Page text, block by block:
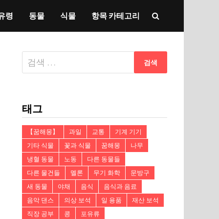
령 동물 식물 항목 카테고리
다
음
태그
【꿈해몽】 과일 교통
기계 기기
기타 식물
꽃과 식물 꿈해몽
나무
냉혈 동물
노동
다른 동물들
다른 물건들
멜론 무기 화학
문방구
새 동물
야채 음식
음식과 음료
음악 댄스
의상 보석 일 용품
재산 보석
직장 공부
콩 포유류